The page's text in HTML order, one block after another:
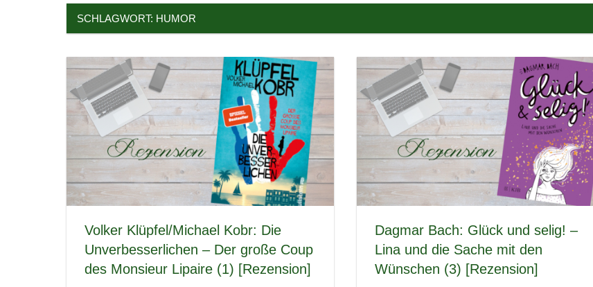
SCHLAGWORT: HUMOR
Volker Klüpfel/Michael Kobr: Die
Unverbesserlichen – Der große Coup
des Monsieur Lipaire (1) [Rezension]
Dagmar Bach: Glück und selig! –
Lina und die Sache mit den
Wünschen (3) [Rezension]